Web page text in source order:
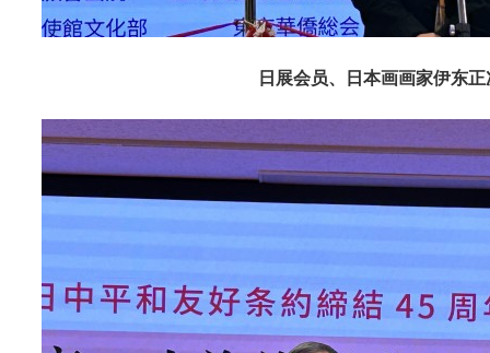
日展会员、日本画画家伊东正